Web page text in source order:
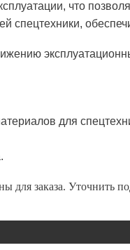
что
спецтехники,
для
для заказа. Уточнить